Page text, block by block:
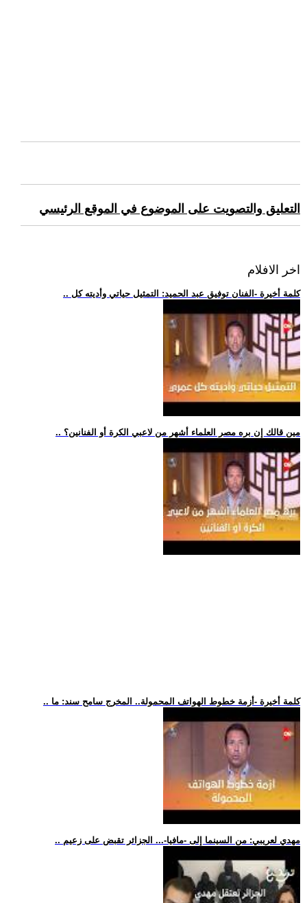
التعليق والتصويت على الموضوع في الموقع الرئيسي
اخر الافلام
.. كلمة أخيرة -الفنان توفيق عبد الحميد: التمثيل حياتي وأديته كل
.. مين قالك إن بره مصر العلماء أشهر من لاعبي الكرة أو الفنانين؟
.. كلمة أخيرة -أزمة خطوط الهواتف المحمولة.. المخرج سامح سند: ما
.. مهدي لعريبي: من السينما إلى -مافيا-... الجزائر تقبض على زعيم